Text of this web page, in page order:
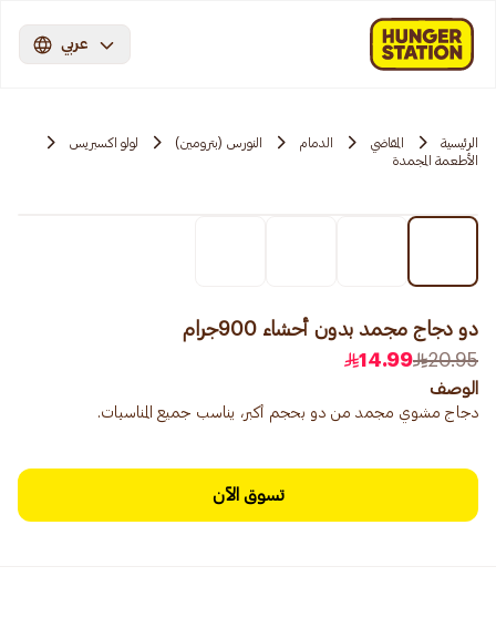
عربي
الرئيسية المقاضي الدمام النورس (بترومين)
لولو اكسبريس
الأطعمة المجمدة
دو دجاج مجمد بدون أحشاء 900جرام
20.95
14.99
الوصف
دجاج مشوي مجمد من دو بحجم أكبر، يناسب جميع المناسبات.
تسوق الآن